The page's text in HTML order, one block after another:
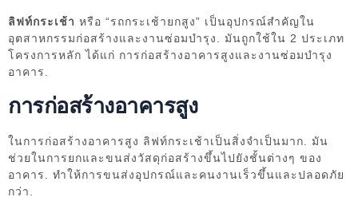
ลิฟท์กระเช้า หรือ “รถกระเช้ายกสูง” เป็นอุปกรณ์สำคัญใน
อุตสาหกรรมก่อสร้างและงานซ่อมบำรุง. มันถูกใช้ใน 2 ประเภท
โครงการหลัก ได้แก่ การก่อสร้างอาคารสูงและงานซ่อมบำรุง
อาคาร.
การก่อสร้างอาคารสูง
ในการก่อสร้างอาคารสูง ลิฟท์กระเช้าเป็นสิ่งจำเป็นมาก. มัน
ช่วยในการยกและขนส่งวัสดุก่อสร้างขึ้นไปยังชั้นต่างๆ ของ
อาคาร. ทำให้การขนส่งอุปกรณ์และคนงานเร็วขึ้นและปลอดภัย
กว่า.